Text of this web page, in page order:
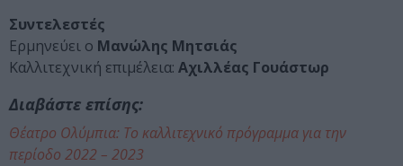
Συντελεστές
Ερμηνεύει o Μανώλης Μητσιάς
Καλλιτεχνική επιμέλεια: Αχιλλέας Γουάστωρ
Διαβάστε επίσης:
Θέατρο Ολύμπια: Το καλλιτεχνικό πρόγραμμα για την
περίοδο 2022 – 2023